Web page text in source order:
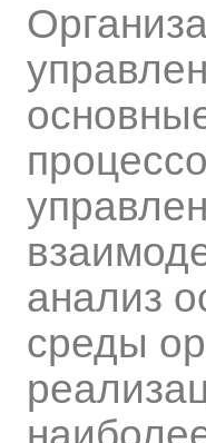
анализ
среды